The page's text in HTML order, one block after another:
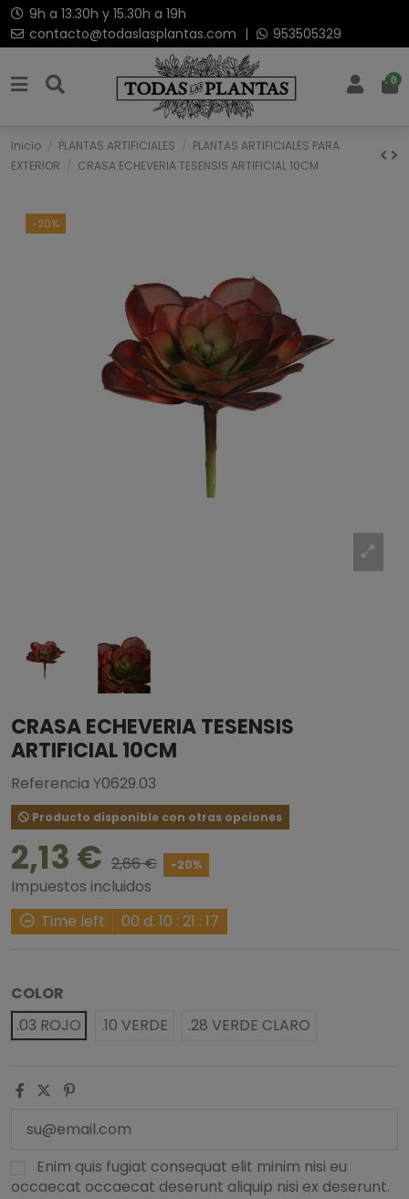
9h a 13.30h y 15.30h a 19h
contacto@todaslasplantas.com | 953505329
0
Inicio PLANTAS ARTIFICIALES
PLANTAS ARTIFICIALES PARA
EXTERIOR
CRASA ECHEVERIA TESENSIS ARTIFICIAL 10CM
-20%
CRASA ECHEVERIA TESENSIS
ARTIFICIAL 10CM
Referencia Y0629.03
Producto disponible con otras opciones
2,13 € 2,66 € -20%
Impuestos incluidos
Time left
00 d. 10 : 21 : 16
COLOR
.03 ROJO
.10 VERDE .28 VERDE CLARO
Enim quis fugiat consequat elit minim nisi eu
occaecat occaecat deserunt aliquip nisi ex deserunt.